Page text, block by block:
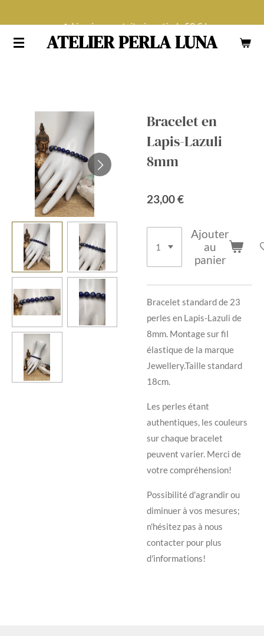
contenu
ATELIER PERLA LUNA
Livraison gratuite à partir de 50 € !
Bracelet en
Lapis-Lazuli
8mm
23,00 €
Ajouter
au
panier
Bracelet standard de 23
perles en Lapis-Lazuli de
8mm. Montage sur fil
élastique de la marque
Jewellery.Taille standard
18cm.
Les perles étant
authentiques, les couleurs
sur chaque bracelet
peuvent varier. Merci de
votre compréhension!
Possibilité d'agrandir ou
diminuer à vos mesures;
n'hésitez pas à nous
contacter pour plus
d'informations!